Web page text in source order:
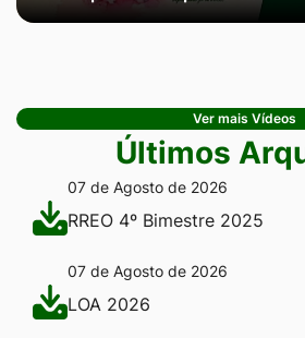
Ver mais Vídeos
Últimos
07 de Agosto de 2026
RREO 4º Bimestre 2025
07 de Agosto de 2026
LOA 2026